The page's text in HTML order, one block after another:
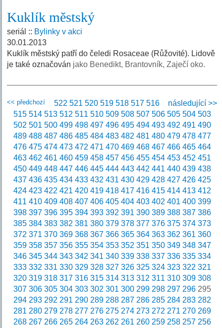
Kuklík městský
seriál :: Bylinky v akci
30.01.2013
Kuklík městský patří do čeledi Rosaceae (Růžovité). Lidově
je také označován jako Benedikt, Brantovník, Zaječí oko.
<< předchozí následující >>
522 521 520 519 518 517 516
515 514 513 512 511 510 509 508 507 506 505 504 503
502 501 500 499 498 497 496 495 494 493 492 491 490
489 488 487 486 485 484 483 482 481 480 479 478 477
476 475 474 473 472 471 470 469 468 467 466 465 464
463 462 461 460 459 458 457 456 455 454 453 452 451
450 449 448 447 446 445 444 443 442 441 440 439 438
437 436 435 434 433 432 431 430 429 428 427 426 425
424 423 422 421 420 419 418 417 416 415 414 413 412
411 410 409 408 407 406 405 404 403 402 401 400 399
398 397 396 395 394 393 392 391 390 389 388 387 386
385 384 383 382 381 380 379 378 377 376 375 374 373
372 371 370 369 368 367 366 365 364 363 362 361 360
359 358 357 356 355 354 353 352 351 350 349 348 347
346 345 344 343 342 341 340 339 338 337 336 335 334
333 332 331 330 329 328 327 326 325 324 323 322 321
320 319 318 317 316 315 314 313 312 311 310 309 308
307 306 305 304 303 302 301 300 299 298 297 296295
294 293 292 291 290 289 288 287 286 285 284 283 282
281 280 279 278 277 276 275 274 273 272 271 270 269
268 267 266 265 264 263 262 261 260 259 258 257 256